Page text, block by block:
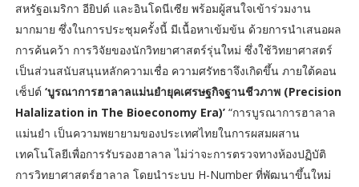
สหรัฐอเมริกา อียิปต์ และอินโดนีเซีย พร้อมผู้สนใจเข้าร่วมงาน
มากมาย ซึ่งในการประชุมครั้งนี้ มีเนื้อหาเข้มข้น ด้วยการนำเสนอผล
การค้นคว้า การวิจัยของนักวิทยาศาสตร์รุ่นใหม่ ซึ่งใช้วิทยาศาสตร์
เป็นส่วนสนับสนุนหลักความเชื่อ ความศรัทธาจึงเกิดขึ้น ภายใต้คอน
เซ็ปต์ ‘บูรณาการฮาลาลแม่นยำยุคเศรษฐกิจฐานชีวภาพ (Precision
Halalization in The Bioeconomy Era)’ “การบูรณาการฮาลาล
แม่นยำ เป็นความพยายามของประเทศไทยในการผสมผสาน
เทคโนโลยีเพื่อการรับรองฮาลาล ไม่ว่าจะการตรวจทางห้องปฏิบัติ
การวิทยาศาสตร์ฮาลาล โดยนำระบบ H-Number ที่พัฒนาขึ้นใหม่